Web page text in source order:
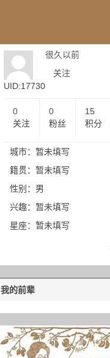
UID:17730
很久以前
关注
0
关注
0
粉丝
15
积分
城市：暂未填写
籍贯：暂未填写
性别：男
兴趣：暂未填写
星座：暂未填写
我的前辈